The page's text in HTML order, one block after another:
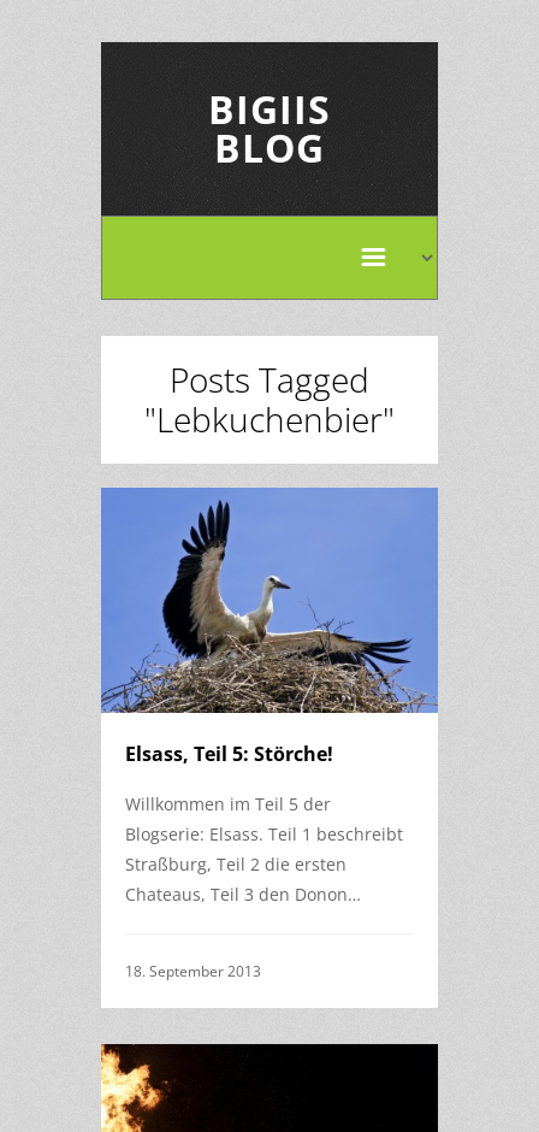
BIGIIS
BLOG
Posts Tagged
"Lebkuchenbier"
Elsass, Teil 5: Störche!
Willkommen im Teil 5 der
Blogserie: Elsass. Teil 1 beschreibt
Straßburg, Teil 2 die ersten
Chateaus, Teil 3 den Donon…
18. September 2013